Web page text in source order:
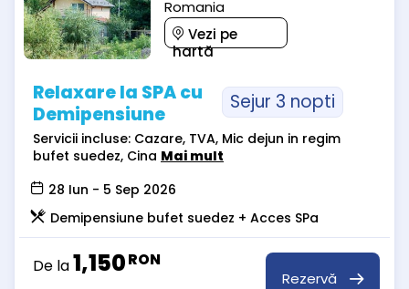
Romania
Vezi pe
hartă
Relaxare la SPA cu
Demipensiune
Sejur 3 nopti
Servicii incluse: Cazare, TVA, Mic dejun in regim
bufet suedez, Cina Mai mult
28 Iun - 5 Sep 2026
Demipensiune bufet suedez + Acces SPa
De la1,150RON
Rezervă